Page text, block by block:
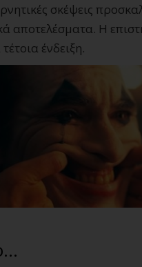
σκέψεις
αποτελέσματα. Η
ένδειξη.